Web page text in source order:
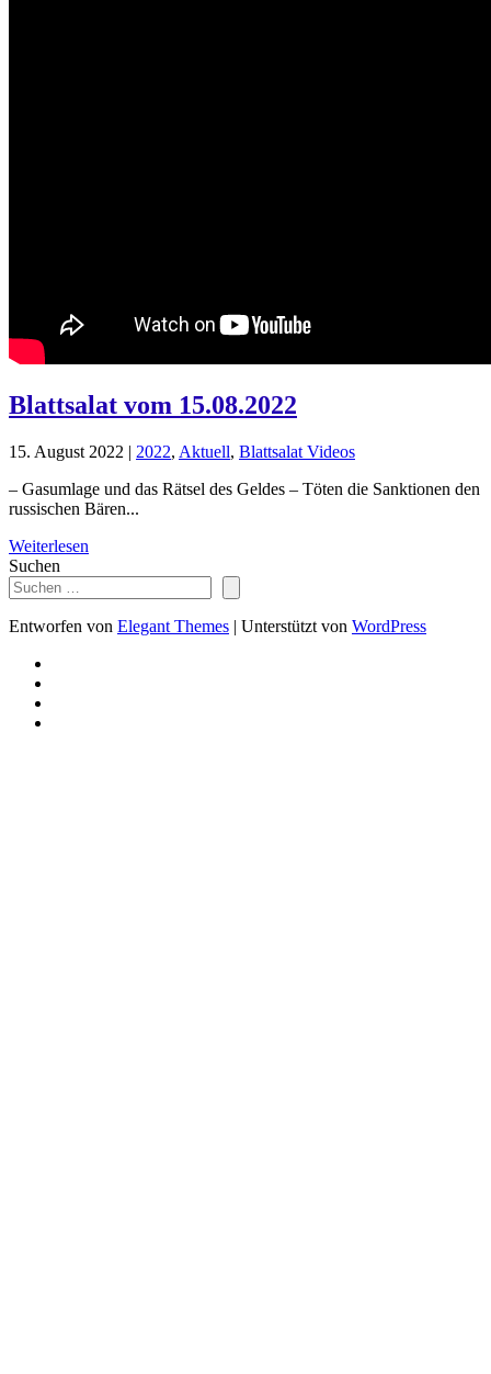
Blattsalat vom 15.08.2022
15. August 2022 | 2022, Aktuell, Blattsalat Videos
– Gasumlage und das Rätsel des Geldes – Töten die Sanktionen den
russischen Bären...
Weiterlesen
Suchen
Entworfen von Elegant Themes | Unterstützt von WordPress